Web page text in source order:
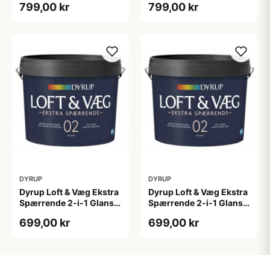
799,00 kr 799,00 kr
DYRUP
Dyrup Loft & Væg Ekstra
Spærrende 2-i-1 Glans 2
699,00 kr
DYRUP
Dyrup Loft & Væg Ekstra
Spærrende 2-i-1 Glans 2
699,00 kr